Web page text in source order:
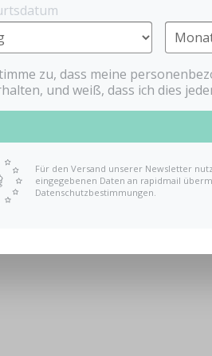
zu, dass meine
und weiß, dass ich dies
Für den Versand unserer Newsletter
eingegebenen Daten an rapidmail
Datenschutzbestimmungen.